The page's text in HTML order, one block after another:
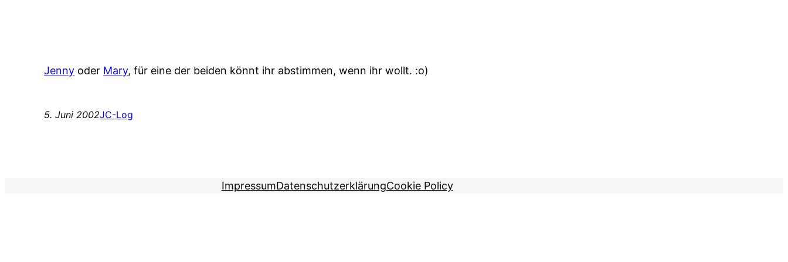
Jenny oder Mary, für eine der beiden könnt ihr abstimmen, wenn ihr wollt. :o)
5. Juni 2002JC-Log
ImpressumDatenschutzerklärungCookie Policy